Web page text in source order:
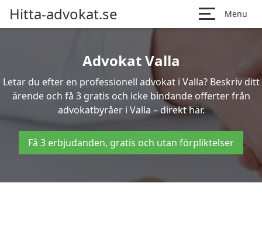
Hitta-advokat.se Menu
Advokat Valla
Letar du efter en professionell advokat i Valla? Beskriv ditt
ärende och få 3 gratis och icke bindande offerter från
advokatbyråer i Valla – direkt här.
Få 3 erbjudanden, gratis och utan förpliktelser